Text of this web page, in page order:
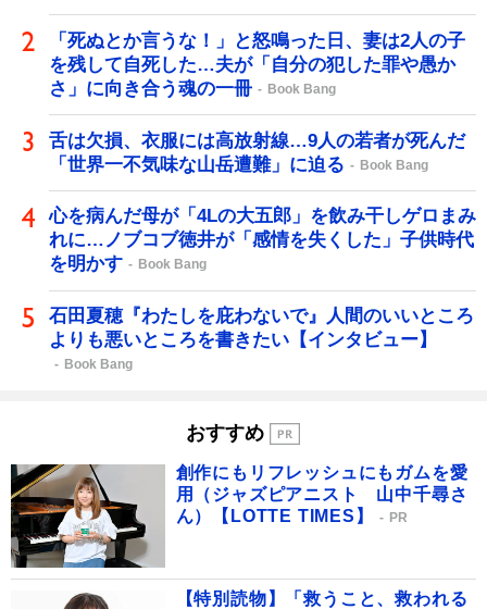
「死ぬとか言うな！」と怒鳴った日、妻は2人の子
を残して自死した…夫が「自分の犯した罪や愚か
さ」に向き合う魂の一冊
Book Bang
舌は欠損、衣服には高放射線…9人の若者が死んだ
「世界一不気味な山岳遭難」に迫る
Book Bang
心を病んだ母が「4Lの大五郎」を飲み干しゲロまみ
れに…ノブコブ徳井が「感情を失くした」子供時代
を明かす
Book Bang
石田夏穂『わたしを庇わないで』人間のいいところ
よりも悪いところを書きたい【インタビュー】
Book Bang
おすすめ
創作にもリフレッシュにもガムを愛
用（ジャズピアニスト 山中千尋さ
ん）【LOTTE TIMES】
PR
【特別読物】「救うこと、救われる